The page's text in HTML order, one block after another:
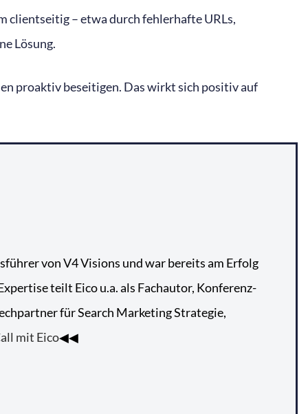
clientseitig – etwa durch fehlerhafte URLs,
Lösung.
proaktiv beseitigen. Das wirkt sich positiv auf
von V4 Visions und war bereits am Erfolg
teilt Eico u.a. als Fachautor, Konferenz-
für Search Marketing Strategie,
mit Eico◀◀